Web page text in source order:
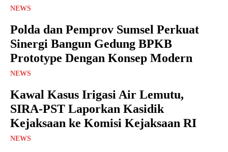
NEWS
Polda dan Pemprov Sumsel Perkuat
Sinergi Bangun Gedung BPKB
Prototype Dengan Konsep Modern
NEWS
Kawal Kasus Irigasi Air Lemutu,
SIRA-PST Laporkan Kasidik
Kejaksaan ke Komisi Kejaksaan RI
NEWS